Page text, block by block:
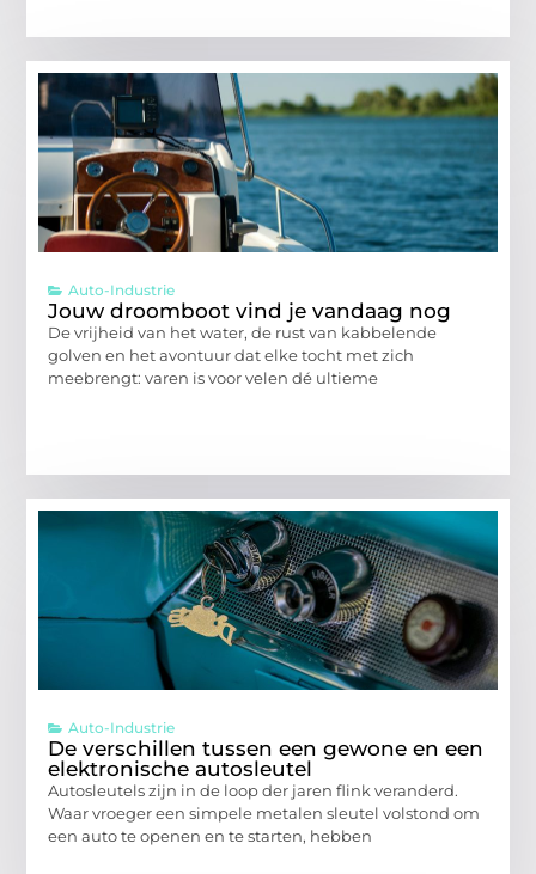
Auto-Industrie
Jouw droomboot vind je vandaag nog
De vrijheid van het water, de rust van kabbelende
golven en het avontuur dat elke tocht met zich
meebrengt: varen is voor velen dé ultieme
Auto-Industrie
De verschillen tussen een gewone en een
elektronische autosleutel
Autosleutels zijn in de loop der jaren flink veranderd.
Waar vroeger een simpele metalen sleutel volstond om
een auto te openen en te starten, hebben